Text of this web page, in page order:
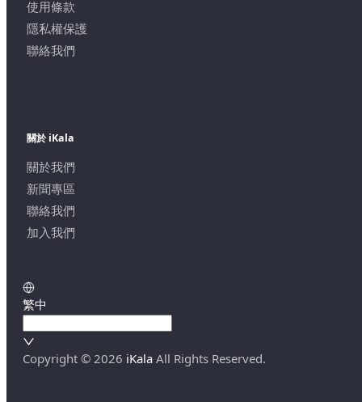
使用條款
隱私權保護
聯絡我們
關於 iKala
關於我們
新聞專區
聯絡我們
加入我們
繁中
Copyright © 2026 iKala All Rights Reserved.